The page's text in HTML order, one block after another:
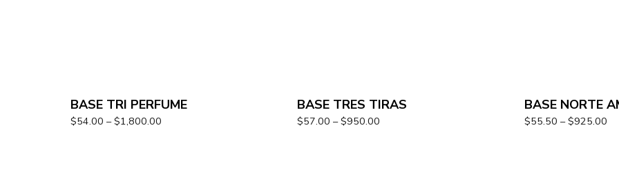
BASE TRI PERFUME
$54.00 – $1,800.00
BASE TRES TIRAS
$57.00 – $950.00
BASE NORTE
$55.50 – $925.00